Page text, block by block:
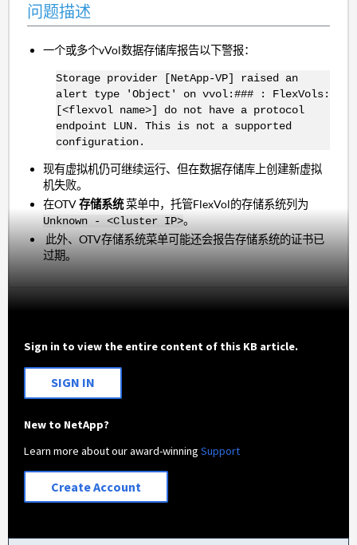
问题描述
一个或多个vVol数据存储库报告以下警报：
Storage provider [NetApp-VP] raised an
alert type 'Object' on vvol:### : FlexVols:
[<flexvol name>] do not have a protocol
endpoint LUN. This is not a supported
configuration.
现有虚拟机仍可继续运行、但在数据存储库上创建新虚拟
机失败。
在OTV存储系统菜单中，托管FlexVol的存储系统列为
Unknown - <Cluster IP>。
此外、OTV存储系统菜单可能还会报告存储系统的证书已
过期。
Sign in to view the entire content of this KB article.
SIGN IN
New to NetApp?
Learn more about our award-winningSupport
Create Account